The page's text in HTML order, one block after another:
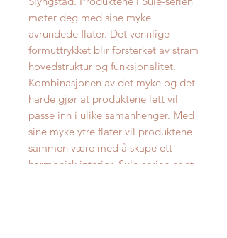
møter deg med sine myke
avrundede flater. Det vennlige
formuttrykket blir forsterket av stram
hovedstruktur og funksjonalitet.
Kombinasjonen av det myke og det
harde gjør at produktene lett vil
passe inn i ulike samanhenger. Med
sine myke ytre flater vil produktene
sammen være med å skape ett
harmonisk interiør. Sule-serien er et